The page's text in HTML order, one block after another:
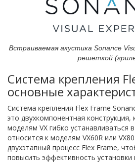
Встраиваемая акустика Sonance
решеткой
Система крепления
основные
Система крепления Flex Frame
это двухкомпонентная конструкция,
моделям VX гибко устанавливаться
относится к моделям VX60R или
двухэтапный процесс Flex Frame,
повысить эффективность